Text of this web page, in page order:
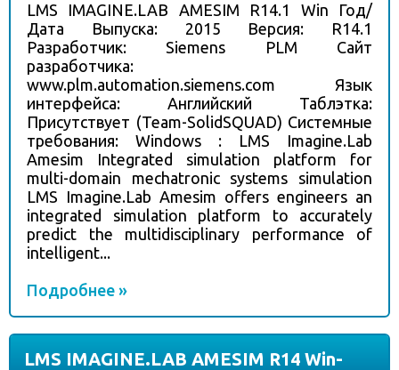
LMS IMAGINE.LAB AMESIM R14.1 Win Год/
Дата Выпуска: 2015 Версия: R14.1
Разработчик: Siemens PLM Сайт
разработчика:
www.plm.automation.siemens.com Язык
интерфейса: Английский Таблэтка:
Присутствует (Team-SolidSQUAD) Системные
требования: Windows : LMS Imagine.Lab
Amesim Integrated simulation platform for
multi-domain mechatronic systems simulation
LMS Imagine.Lab Amesim offers engineers an
integrated simulation platform to accurately
predict the multidisciplinary performance of
intelligent...
Подробнее »
LMS IMAGINE.LAB AMESIM R14 Win-